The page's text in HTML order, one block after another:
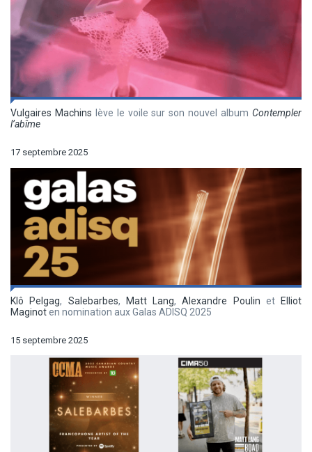
Vulgaires Machins lève le voile sur son nouvel albumContempler
l’abîme
17 septembre 2025
Klô Pelgag, Salebarbes, Matt Lang,Alexandre Poulin et Elliot
Maginoten nomination aux Galas ADISQ 2025
15 septembre 2025